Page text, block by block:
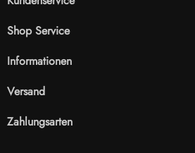
Shop Service
Informationen
Versand
Zahlungsarten